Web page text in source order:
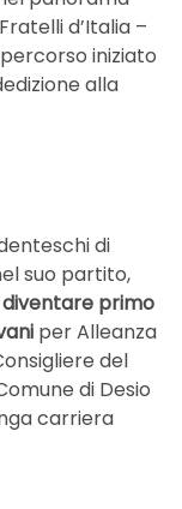
d’Italia –
iniziato
alla
di
suo partito,
diventare primo
per Alleanza
del
di Desio
carriera